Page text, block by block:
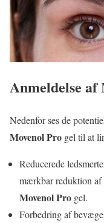
Anmeldelse af
Nedenfor ses de
Movenol Pro gel til at
Reducerede
mærkbar reduktion af
Movenol Pro gel.
Forbedring af